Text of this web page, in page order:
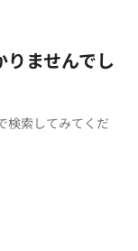
ませんでし
検索してみてくだ